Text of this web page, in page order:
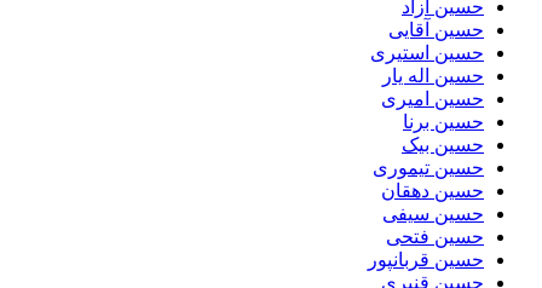
حسین آزاد
حسین آقایی
حسین استیری
حسین اله یار
حسین امیری
حسین برنا
حسین بیک
حسین تیموری
حسین دهقان
حسین سیفی
حسین فتحی
حسین قربانپور
حسین قنبری